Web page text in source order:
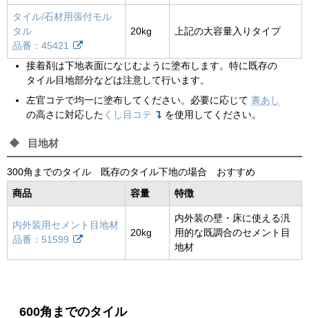
タイル/石材用張付モル
タル
品番：45421
20kg 上記の大容量入りタイプ
接着剤は下地表面になじむように塗布します。特に既存の
タイル目地部分などは注意して行います。
左官コテで均一に塗布してください。必要に応じて 裏あし
の高さに対応した くし目コテ を使用してください。
目地材
300角までのタイル 既存のタイル下地の場合 おすすめ
商品 容量 特徴
内外装用セメント目地材
品番：51599
20kg
内外装の壁・床に使える汎
用的な既調合のセメント目
地材
600角までのタイル